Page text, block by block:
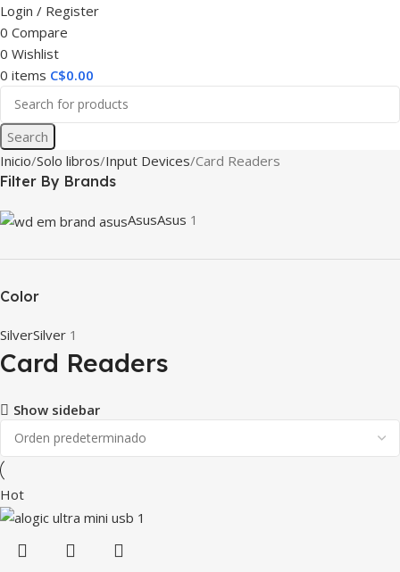
Login / Register
0 Compare
0 Wishlist
0 items C$0.00
Search
Inicio Solo libros Input Devices Card Readers
Filter By Brands
AsusAsus 1
Color
SilverSilver 1
Card Readers
Show sidebar
Hot